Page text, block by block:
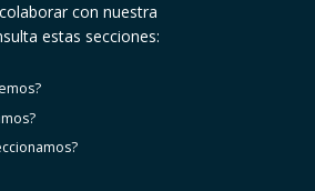
con nuestra
estas secciones: